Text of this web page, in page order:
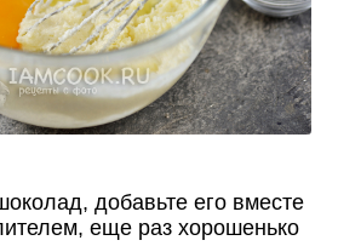
добавьте его вместе
еще раз хорошенько